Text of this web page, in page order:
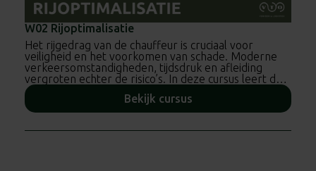
W02 Rijoptimalisatie
Het rijgedrag van de chauffeur is cruciaal voor
veiligheid en het voorkomen van schade. Moderne
verkeersomstandigheden, tijdsdruk en afleiding
vergroten echter de risico’s. In deze cursus leert de
chauffeur hoe hij situaties beter kan inschatten en
zijn rijstijl kan optimaliseren voor een veiligere en
efficiëntere rit.
De cursus W02 Rijoptimalisatie is ook beschikbaar in
Bekijk cursus